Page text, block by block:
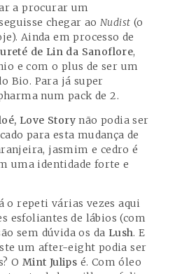
a procurar um
chegar ao Nudist (o
Ainda em processo de
de Lin da Sanoflore,
e com o plus de ser um
Bio. Para já super
num pack de 2.
Love Story não podia ser
para esta mudança de
jasmim e cedro é
uma identidade forte e
o repeti várias vezes aqui
esfoliantes de lábios (com
sem dúvida os da Lush. E
um after-eight podia ser
O Mint Julips é. Com óleo